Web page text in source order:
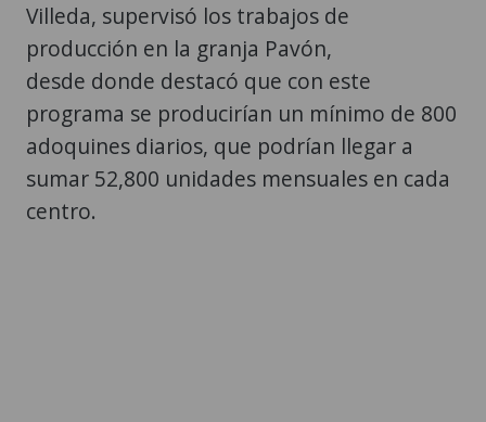
Villeda, supervisó los trabajos de
producción en la granja Pavón,
desde donde destacó que con este
programa se producirían un mínimo de 800
adoquines diarios, que podrían llegar a
sumar 52,800 unidades mensuales en cada
centro.